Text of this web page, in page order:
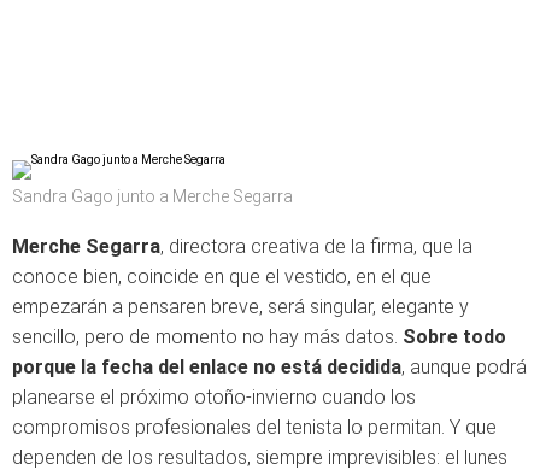
Sandra Gago junto a Merche Segarra
Merche Segarra, directora creativa de la firma, que la
conoce bien, coincide en que el vestido, en el que
empezarán a pensaren breve, será singular, elegante y
sencillo, pero de momento no hay más datos. Sobre todo
porque la fecha del enlace no está decidida, aunque podrá
planearse el próximo otoño-invierno cuando los
compromisos profesionales del tenista lo permitan. Y que
dependen de los resultados, siempre imprevisibles: el lunes